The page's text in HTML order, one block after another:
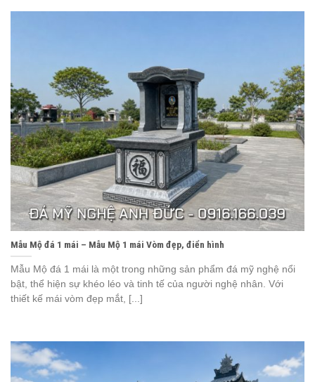
Mẫu Mộ đá 1 mái – Mẫu Mộ 1 mái Vòm đẹp, điển hình
Mẫu Mộ đá 1 mái là một trong những sản phẩm đá mỹ nghệ nổi
bật, thể hiện sự khéo léo và tinh tế của người nghệ nhân. Với
thiết kế mái vòm đẹp mắt, [...]